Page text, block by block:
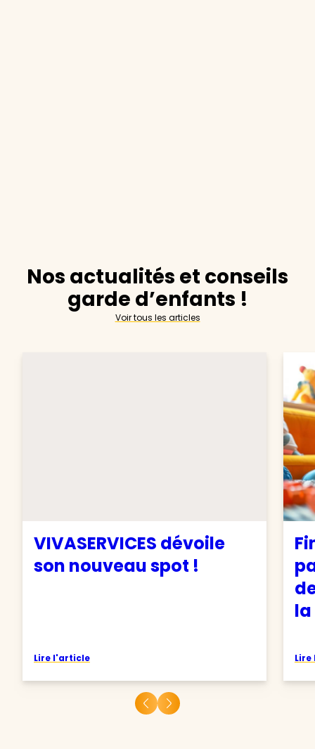
Nos actualités et conseils
garde d’enfants !
Voir tous les articles
VIVASERVICES dévoile
son nouveau spot !
Lire l'article
la